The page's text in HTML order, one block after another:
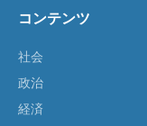
コンテンツ
社会
政治
経済